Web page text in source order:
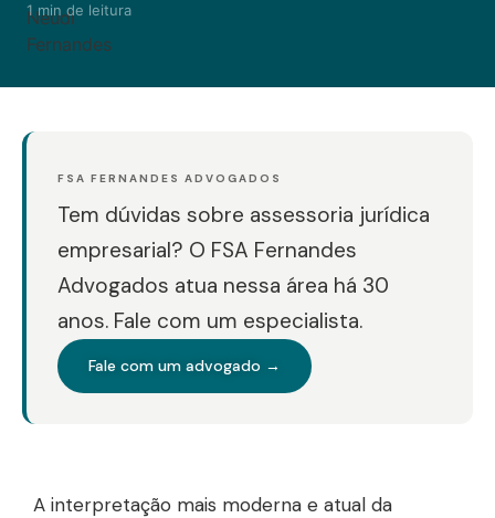
1 min de leitura
FSA FERNANDES ADVOGADOS
Tem dúvidas sobre assessoria jurídica
empresarial? O FSA Fernandes
Advogados atua nessa área há 30
anos. Fale com um especialista.
Fale com um advogado →
A interpretação mais moderna e atual da